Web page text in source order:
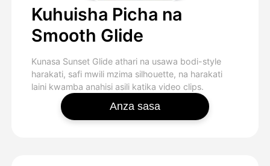
Kuhuisha Picha na
Smooth Glide
Kunasa Sunset Glide athari na usawa bodi-style
harakati, safi mwili mzima silhouette, na harakati
laini kwamba anahisi asili katika video clips.
Anza sasa